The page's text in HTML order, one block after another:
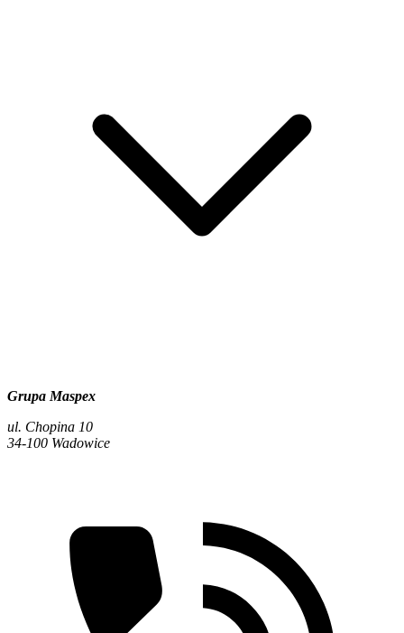
Grupa Maspex
ul. Chopina 10
34-100 Wadowice